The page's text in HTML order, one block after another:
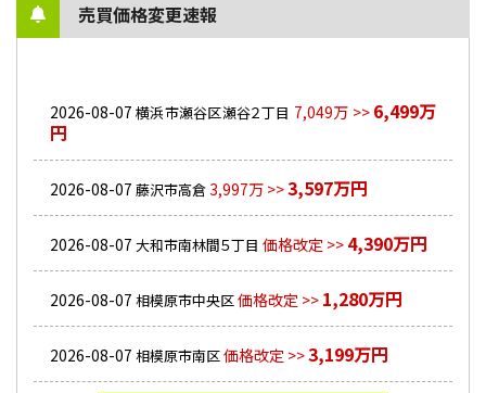
売買価格変更速報
2026-08-07 横浜市瀬谷区瀬谷２丁目 7,049万 >> 6,499万
円
2026-08-07 藤沢市高倉3,997万 >>3,597万円
2026-08-07 大和市南林間５丁目 価格改定 >> 4,390万円
2026-08-07 相模原市中央区価格改定 >> 1,280万円
2026-08-07 相模原市南区価格改定 >>3,199万円